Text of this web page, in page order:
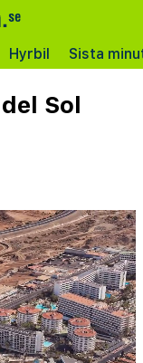
Hyrbil Sista
Sol